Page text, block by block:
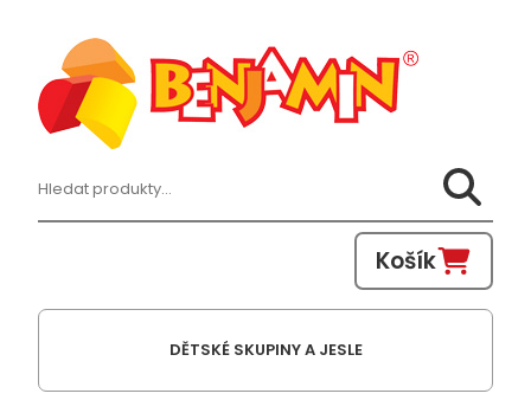
Hledat:
Košík
DĚTSKÉ SKUPINY A JESLE